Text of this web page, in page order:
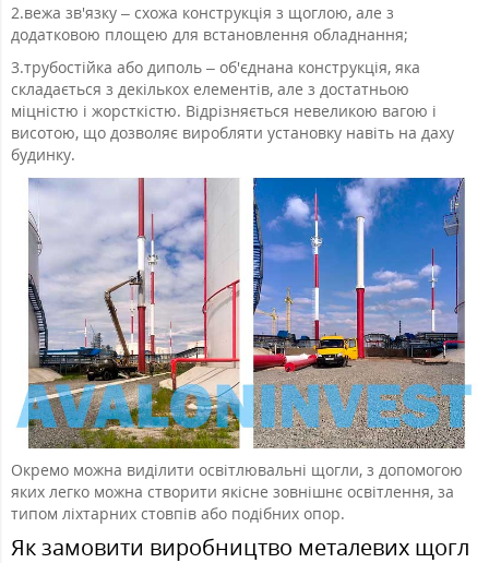
2.вежа зв'язку – схожа конструкція з щоглою, але з
додатковою площею для встановлення обладнання;
3.трубостійка або диполь – об'єднана конструкція, яка
складається з декількох елементів, але з достатньою
міцністю і жорсткістю. Відрізняється невеликою вагою і
висотою, що дозволяє виробляти установку навіть на даху
будинку.
Окремо можна виділити освітлювальні щогли, з допомогою
яких легко можна створити якісне зовнішнє освітлення, за
типом ліхтарних стовпів або подібних опор.
Як замовити виробництво металевих щогл